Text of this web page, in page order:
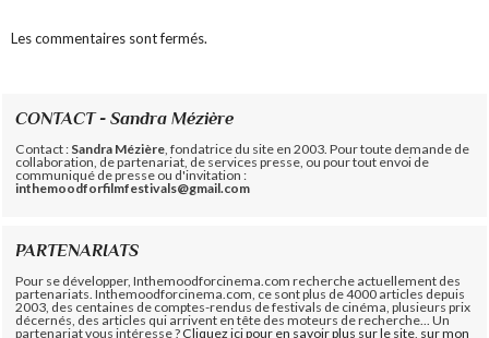
Les commentaires sont fermés.
CONTACT - Sandra Mézière
Contact : Sandra Mézière , fondatrice du site en 2003. Pour toute demande de
collaboration, de partenariat, de services presse, ou pour tout envoi de
communiqué de presse ou d'invitation :
inthemoodforfilmfestivals@gmail.com
PARTENARIATS
Pour se développer, Inthemoodforcinema.com recherche actuellement des
partenariats. Inthemoodforcinema.com, ce sont plus de 4000 articles depuis
2003, des centaines de comptes-rendus de festivals de cinéma, plusieurs prix
décernés, des articles qui arrivent en tête des moteurs de recherche... Un
partenariat vous intéresse ?Cliquez ici pour en savoir plus sur le site, sur mon